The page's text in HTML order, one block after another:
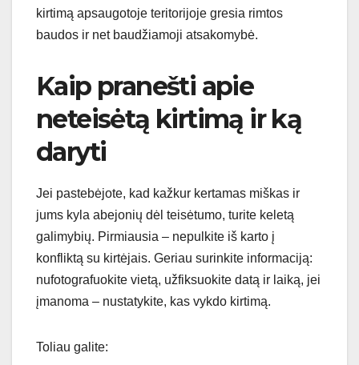
kirtimą apsaugotoje teritorijoje gresia rimtos
baudos ir net baudžiamoji atsakomybė.
Kaip pranešti apie
neteisėtą kirtimą ir ką
daryti
Jei pastebėjote, kad kažkur kertamas miškas ir
jums kyla abejonių dėl teisėtumo, turite keletą
galimybių. Pirmiausia – nepulkite iš karto į
konfliktą su kirtėjais. Geriau surinkite informaciją:
nufotografuokite vietą, užfiksuokite datą ir laiką, jei
įmanoma – nustatykite, kas vykdo kirtimą.
Toliau galite: